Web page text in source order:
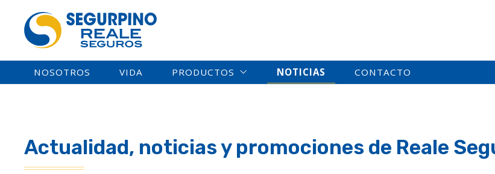
NOSOTROS VIDA PRODUCTOS NOTICIAS CONTACTO
Actualidad, noticias y promociones de Reale